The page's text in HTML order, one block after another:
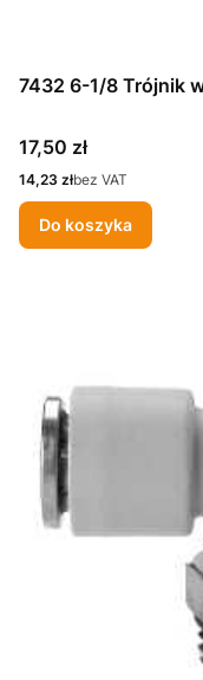
7432 6-1/8 Trójnik
Cena
17,50 zł
Cena
14,23 złbez VAT
Do koszyka